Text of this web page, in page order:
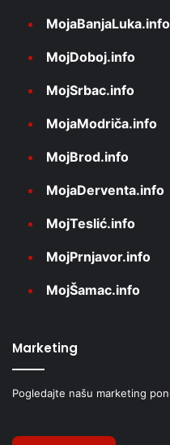
MojaBanjaLuka.info
MojDoboj.info
MojSrbac.info
MojaModriča.info
MojBrod.info
MojaDerventa.info
MojTeslić.info
MojPrnjavor.info
MojŠamac.info
Marketing
Pogledajte našu marketing